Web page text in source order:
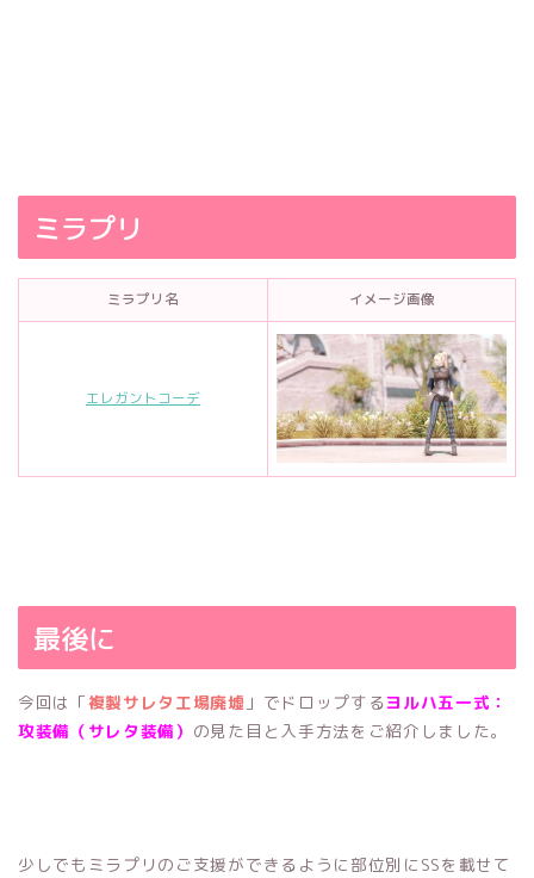
ミラプリ
ミラプリ名 イメージ画像
エレガントコーデ
最後に
今回は「複製サレタ工場廃墟 」でドロップするヨルハ五一式：
攻装備（サレタ装備） の見た目と入手方法をご紹介しました。
少しでもミラプリのご支援ができるように部位別にSSを載せて